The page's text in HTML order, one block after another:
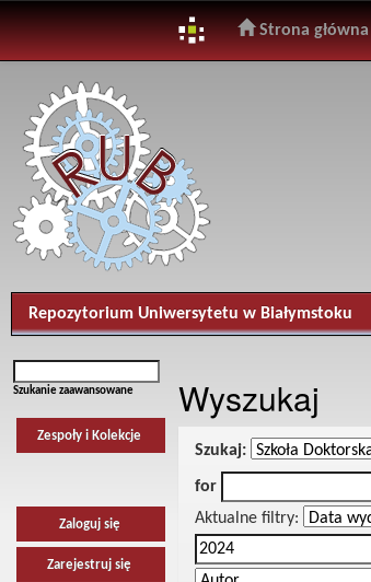
navigation
Strona główna
Repozytorium Uniwersytetu w Białymstoku
Szukanie zaawansowane
Zespoły i Kolekcje
Zaloguj się
Zarejestruj się
Wyszukaj
Szukaj:
for
Aktualne filtry: